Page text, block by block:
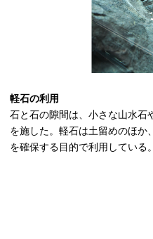
軽石の利用
石と石の隙間は、小さな山水石
を施した。軽石は土留めのほか
を確保する目的で利用している。